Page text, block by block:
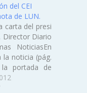
del CEI
de LUN.
carta del presi
Director Diario
NoticiasEn
la noticia (pág.
portada de
el día
de junio de